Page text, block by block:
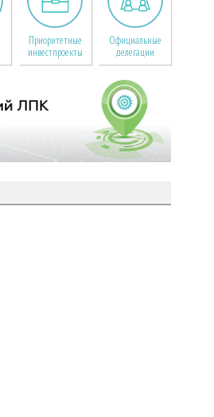
Приоритетные
инвестпроекты
Официальные
делегации